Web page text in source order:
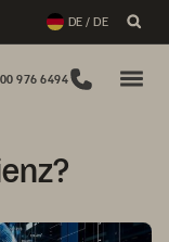
DE / DE
976 6494